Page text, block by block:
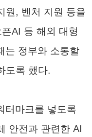
원, 벤처 지원 등을
AI 등 해외 대형
는 정부와 소통할
도록 했다.
터마크를 넣도록
안전과 관련한 AI